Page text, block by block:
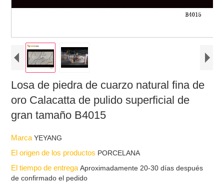
Losa de piedra de cuarzo natural fina de
oro Calacatta de pulido superficial de
gran tamaño B4015
MarcaYEYANG
El origen de los productos PORCELANA
El tiempo de entregaAproximadamente 20-30 días después
de confirmado el pedido